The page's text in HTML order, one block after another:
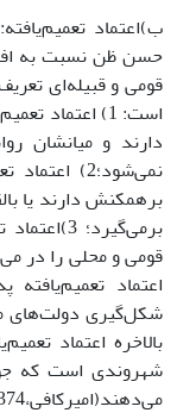
ب)اعتماد
حسن ظن نسبت به
قومی و قبیله‌ای
است: 1) اعتماد
دارند و میانشان
نمی‌شود؛2)
برهمکنش دارند یا
اعتماد
بالاخره اعتماد
شهروندی است که
می‌دهند(امیرکافی،9:1374).